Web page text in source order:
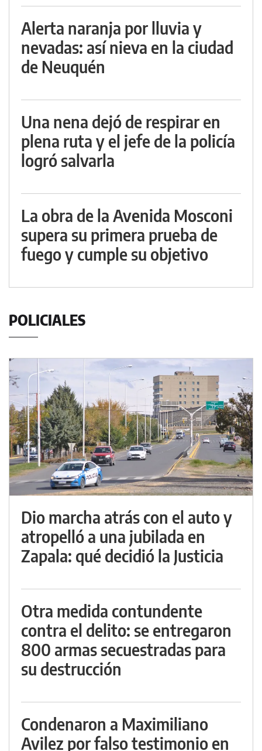
Alerta naranja por lluvia y
nevadas: así nieva en la ciudad
de Neuquén
Una nena dejó de respirar en
plena ruta y el jefe de la policía
logró salvarla
La obra de la Avenida Mosconi
supera su primera prueba de
fuego y cumple su objetivo
POLICIALES
Dio marcha atrás con el auto y
atropelló a una jubilada en
Zapala: qué decidió la Justicia
Otra medida contundente
contra el delito: se entregaron
800 armas secuestradas para
su destrucción
Condenaron a Maximiliano
Avilez por falso testimonio en